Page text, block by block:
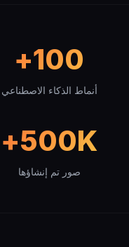
100+
أنماط الذكاء الاصطناعي
500K+
صور تم إنشاؤها